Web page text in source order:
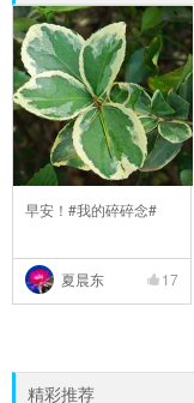
早安！#我的碎碎念#
夏晨东 17
精彩推荐